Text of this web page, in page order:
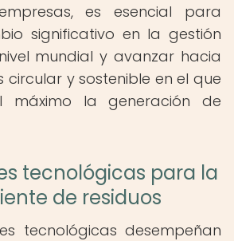
es esencial para
significativo en la gestión
mundial y avanzar hacia
circular y sostenible en el que
máximo la generación de
tecnológicas para la
de residuos
tecnológicas desempeñan